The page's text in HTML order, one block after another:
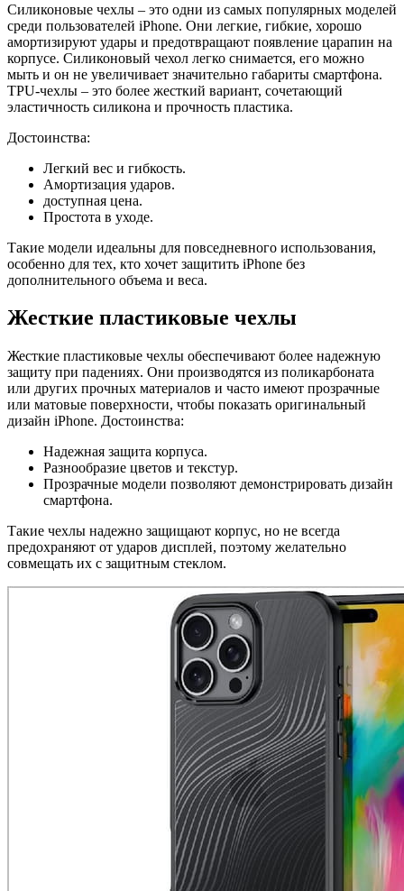
Силиконовые чехлы – это одни из самых популярных моделей
среди пользователей iPhone. Они легкие, гибкие, хорошо
амортизируют удары и предотвращают появление царапин на
корпусе. Силиконовый чехол легко снимается, его можно
мыть и он не увеличивает значительно габариты смартфона.
TPU-чехлы – это более жесткий вариант, сочетающий
эластичность силикона и прочность пластика.
Достоинства:
Легкий вес и гибкость.
Амортизация ударов.
доступная цена.
Простота в уходе.
Такие модели идеальны для повседневного использования,
особенно для тех, кто хочет защитить iPhone без
дополнительного объема и веса.
Жесткие пластиковые чехлы
Жесткие пластиковые чехлы обеспечивают более надежную
защиту при падениях. Они производятся из поликарбоната
или других прочных материалов и часто имеют прозрачные
или матовые поверхности, чтобы показать оригинальный
дизайн iPhone. Достоинства:
Надежная защита корпуса.
Разнообразие цветов и текстур.
Прозрачные модели позволяют демонстрировать дизайн
смартфона.
Такие чехлы надежно защищают корпус, но не всегда
предохраняют от ударов дисплей, поэтому желательно
совмещать их с защитным стеклом.